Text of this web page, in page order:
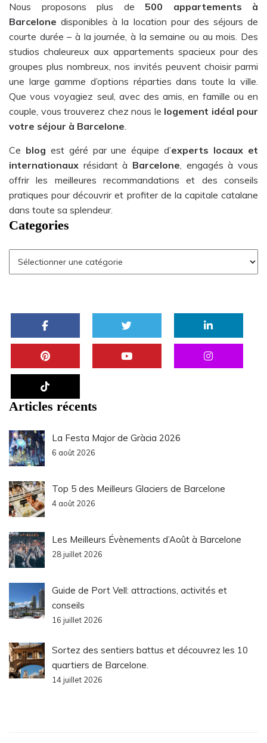
Nous proposons plus de 500 appartements à
Barcelone disponibles à la location pour des séjours de
courte durée – à la journée, à la semaine ou au mois. Des
studios chaleureux aux appartements spacieux pour des
groupes plus nombreux, nos invités peuvent choisir parmi
une large gamme d’options réparties dans toute la ville.
Que vous voyagiez seul, avec des amis, en famille ou en
couple, vous trouverez chez nous le logement idéal pour
votre séjour à Barcelone.
Ce blog est géré par une équipe d’experts locaux et
internationaux résidant à Barcelone, engagés à vous
offrir les meilleures recommandations et des conseils
pratiques pour découvrir et profiter de la capitale catalane
dans toute sa splendeur.
Categories
Articles récents
La Festa Major de Gràcia 2026
6 août 2026
Top 5 des Meilleurs Glaciers de Barcelone
4 août 2026
Les Meilleurs Évènements d’Août à Barcelone
28 juillet 2026
Guide de Port Vell: attractions, activités et
conseils
16 juillet 2026
Sortez des sentiers battus et découvrez les 10
quartiers de Barcelone.
14 juillet 2026